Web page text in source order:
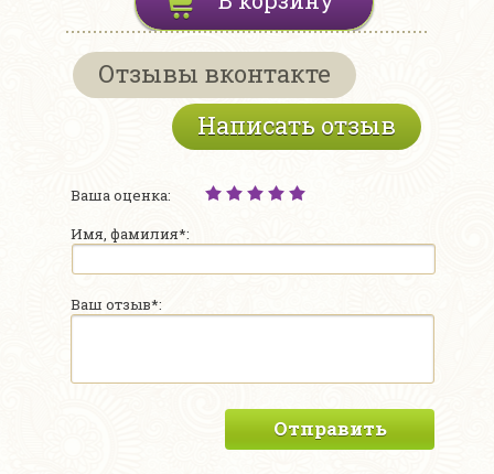
Отзывы вконтакте
Написать отзыв
Ваша оценка:
Имя, фамилия*:
Ваш отзыв*:
Отправить